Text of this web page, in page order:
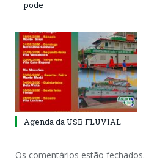
pode
Agenda da USB FLUVIAL
Os comentários estão fechados.